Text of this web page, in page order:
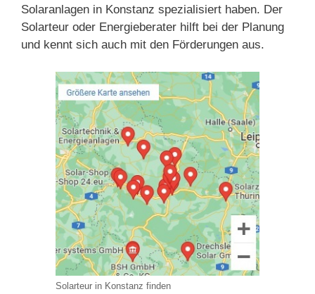
Solaranlagen in Konstanz spezialisiert haben. Der
Solarteur oder Energieberater hilft bei der Planung
und kennt sich auch mit den Förderungen aus.
Solarteur in Konstanz finden